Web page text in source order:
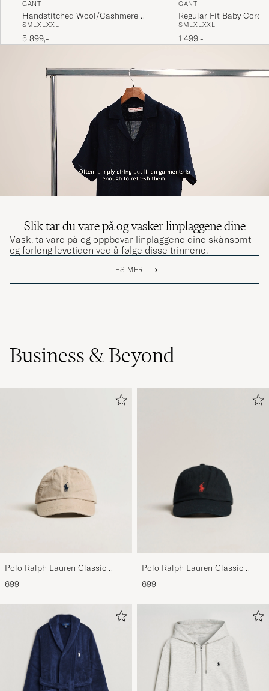
GANT
Handstitched Wool/Cashmere
Jacket Evening Blue
SMLXLXXL
5 899,-
GANT
Regular Fit Baby Cord
Evening Blue
SMLXLXXL
1 499,-
Slik tar du vare på og vasker linplaggene dine
Vask, ta vare på og oppbevar linplaggene dine skånsomt
og forleng levetiden ved å følge disse trinnene.
LES MER
Business & Beyond
Polo Ralph Lauren Classic
Sports Cap Beige
699,-
Polo Ralph Lauren Classic
Sports Cap Black
699,-